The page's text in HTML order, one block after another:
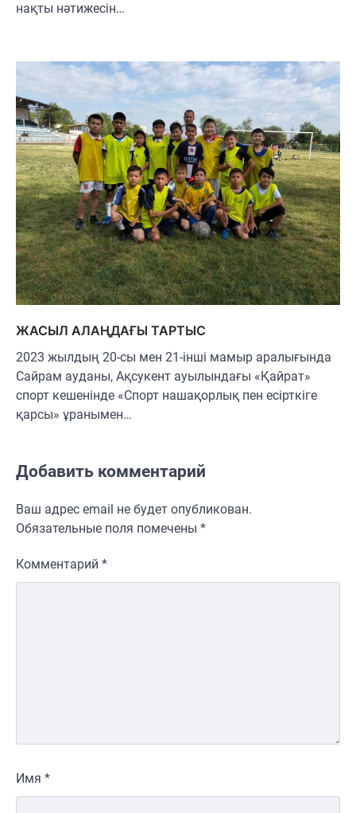
нақты нәтижесін…
ЖАСЫЛ АЛАҢДАҒЫ ТАРТЫС
2023 жылдың 20-сы мен 21-інші мамыр аралығында
Сайрам ауданы, Ақсукент ауылындағы «Қайрат»
спорт кешенінде «Спорт нашақорлық пен есірткіге
қарсы» ұранымен…
Добавить комментарий
Ваш адрес email не будет опубликован.
Обязательные поля помечены *
Комментарий *
Имя *